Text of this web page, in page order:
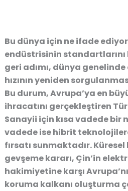
Bu dünya için ne ifade
endüstrisinin standartlarını
geri adımı, dünya
hızının yeniden
Bu durum, Avrupa’ya en
ihracatını gerçekleştiren
Sanayii için kısa vadede bir
vadede ise hibrit
fırsatı sunmaktadır.
gevşeme kararı, Çin’in
hakimiyetine karşı
koruma kalkanı oluşturma